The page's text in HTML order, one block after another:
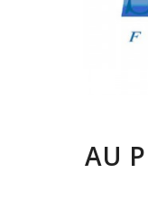
AU